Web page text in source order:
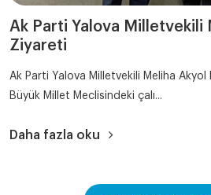
Ak Parti Yalova Milletvekili
Ziyareti
Ak Parti Yalova Milletvekili Meliha Akyol
Büyük Millet Meclisindeki çalı...
Daha fazla oku